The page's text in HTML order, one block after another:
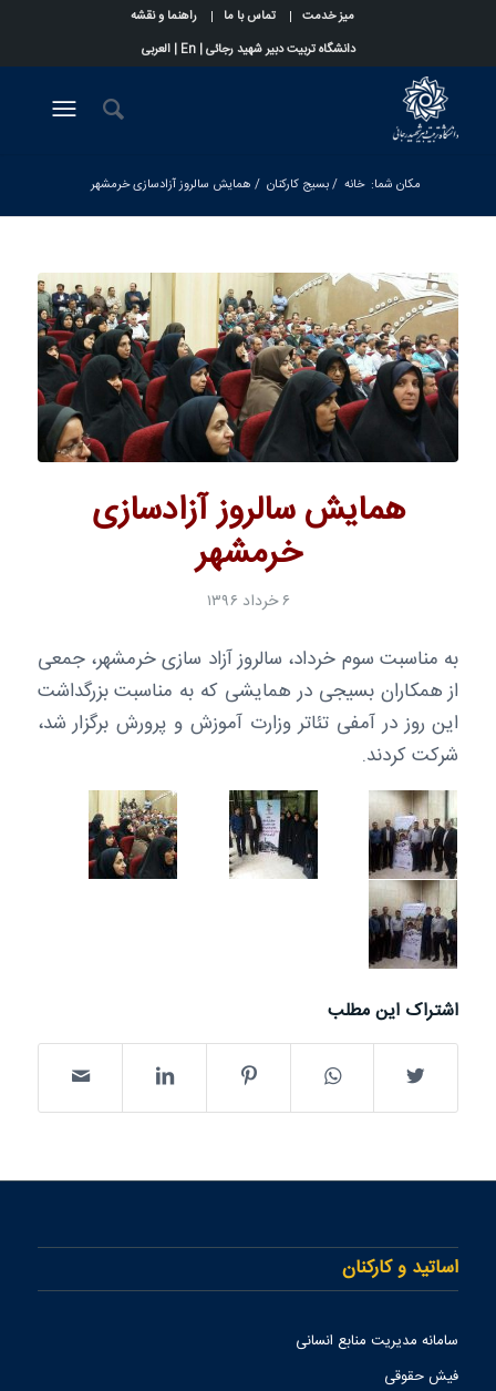
میز خدمت تماس با ما
راهنما و نقشه
دانشگاه تربیت دبیر شهید رجائی |En
|العربی
مکان شما: خانه /بسیج کارکنان / همایش سالروز آزادسازی خرمشهر
همایش سالروز آزادسازی
خرمشهر
۶ خرداد ۱۳۹۶
به مناسبت سوم خرداد، سالروز آزاد سازی خرمشهر، جمعی
از همکاران بسیجی در همایشی که به مناسبت بزرگداشت
این روز در آمفی تئاتر وزارت آموزش و پرورش برگزار شد،
شرکت کردند.
اشتراک این مطلب
اساتید و کارکنان
سامانه مدیریت منابع انسانی
فیش حقوقی